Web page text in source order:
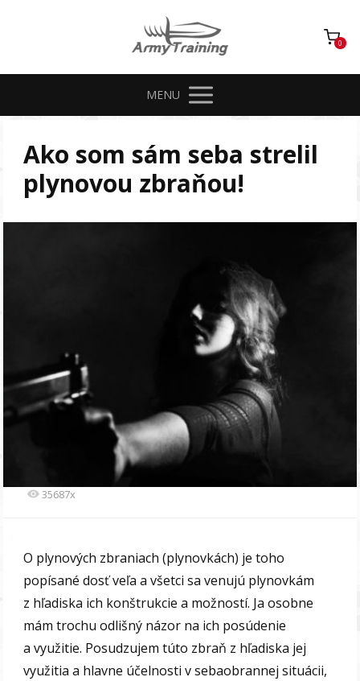
0
MENU
Ako som sám seba strelil
plynovou zbraňou!
35687x
O plynových zbraniach (plynovkách) je toho
popísané dosť veľa a všetci sa venujú plynovkám
z hľadiska ich konštrukcie a možností. Ja osobne
mám trochu odlišný názor na ich posúdenie
a využitie. Posudzujem túto zbraň z hľadiska jej
využitia a hlavne účelnosti v sebaobrannej situácii,